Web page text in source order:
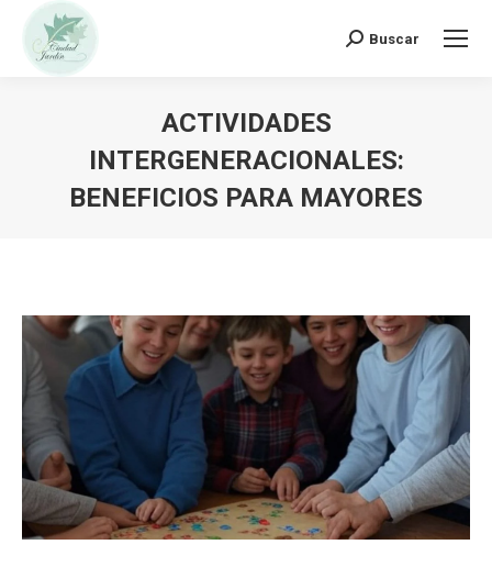
Buscar:
Buscar
ACTIVIDADES
INTERGENERACIONALES:
BENEFICIOS PARA MAYORES